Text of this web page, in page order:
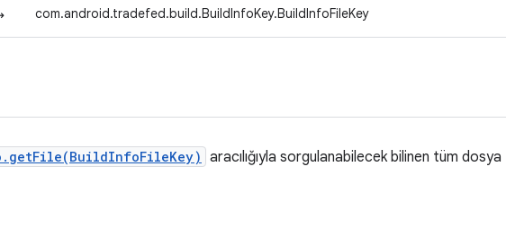
com.android.tradefed.build.BuildInfoKey.BuildInfoFileKey
aracılığıyla sorgulanabilecek bilinen tüm